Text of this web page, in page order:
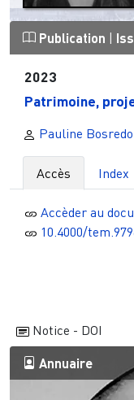
Publication |
2023
Patrimoine,
Pauline
Accès Index
Accèder au
10.4000/
Notice - DOI
Annuaire